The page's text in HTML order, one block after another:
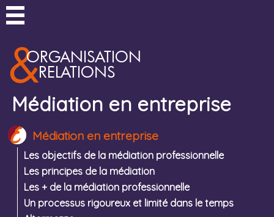
ORGANISATION
&RELATIONS
Médiation en entreprise
Médiation en entreprise
Les objectifs de la médiation professionnelle
Les principes de la médiation
Les + de la médiation professionnelle
Un processus rigoureux et limité dans le temps